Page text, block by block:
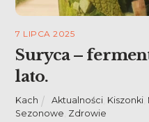
7 LIPCA 2025
Suryca –
lato.
Kach Aktualności Kiszonki
Sezonowe Zdrowie